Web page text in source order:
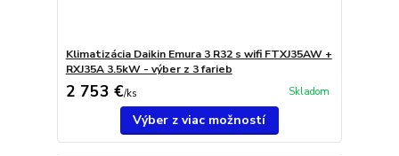
Klimatizácia Daikin Emura 3 R32 s wifi FTXJ35AW +
RXJ35A 3.5kW - výber z 3 farieb
2 753 €/ks Skladom
Výber z viac možností